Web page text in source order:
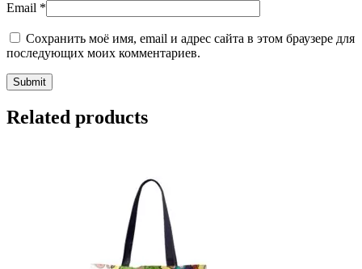
Email *
Сохранить моё имя, email и адрес сайта в этом браузере для
последующих моих комментариев.
Related products